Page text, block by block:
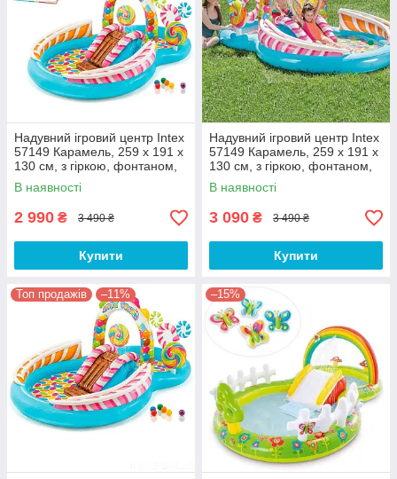
Надувний ігровий центр Intex
57149 Карамель, 259 х 191 х
130 см, з гіркою, фонтаном,
кульками
В наявності
2 990 ₴ 3 490 ₴
Купити
Надувний ігровий центр Intex
57149 Карамель, 259 х 191 х
130 см, з гіркою, фонтаном,
кульками
В наявності
3 090 ₴ 3 490 ₴
Купити
Топ продажів –11% –15%